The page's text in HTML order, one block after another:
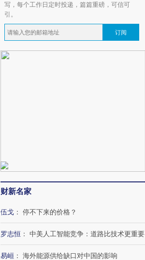
写，每个工作日定时投递，篇篇重磅，可信可
引。
订阅
财新名家
伍戈 ： 停不下来的价格？
罗志恒 ： 中美人工智能竞争：道路比技术更重要
易峘 ： 海外能源供给缺口对中国的影响